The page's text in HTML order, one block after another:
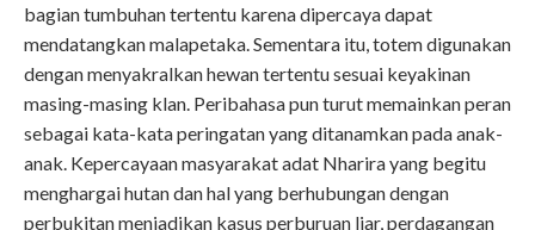
bagian tumbuhan tertentu karena dipercaya dapat
mendatangkan malapetaka. Sementara itu, totem digunakan
dengan menyakralkan hewan tertentu sesuai keyakinan
masing-masing klan. Peribahasa pun turut memainkan peran
sebagai kata-kata peringatan yang ditanamkan pada anak-
anak. Kepercayaan masyarakat adat Nharira yang begitu
menghargai hutan dan hal yang berhubungan dengan
perbukitan menjadikan kasus perburuan liar, perdagangan